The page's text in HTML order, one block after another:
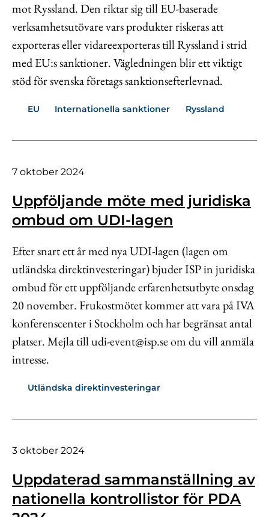
mot Ryssland. Den riktar sig till EU-baserade
verksamhetsutövare vars produkter riskeras att
exporteras eller vidareexporteras till Ryssland i strid
med EU:s sanktioner. Vägledningen blir ett viktigt
stöd för svenska företags sanktionsefterlevnad.
EU Internationella sanktioner Ryssland
7 oktober 2024
Uppföljande möte med juridiska
ombud om UDI-lagen
Efter snart ett år med nya UDI-lagen (lagen om
utländska direktinvesteringar) bjuder ISP in juridiska
ombud för ett uppföljande erfarenhetsutbyte onsdag
20 november. Frukostmötet kommer att vara på IVA
konferenscenter i Stockholm och har begränsat antal
platser. Mejla till udi-event@isp.se om du vill anmäla
intresse.
Utländska direktinvesteringar
3 oktober 2024
Uppdaterad sammanställning av
nationella kontrollistor för PDA